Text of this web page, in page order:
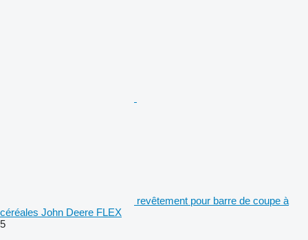
revêtement pour barre de coupe à
céréales John Deere FLEX
5